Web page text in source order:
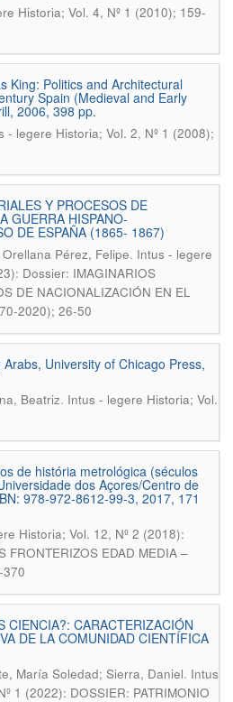
Historia; Vol. 4, Nº 1 (2010); 159-
King: Politics and Architectural
Spain (Medieval and Early
2006, 398 pp.
- legere Historia; Vol. 2, Nº 1 (2008);
Y PROCESOS DE
GUERRA HISPANO-
DE ESPAÑA (1865- 1867)
Pérez, Felipe. Intus - legere
Dossier: IMAGINARIOS
DE NACIONALIZACIÓN EN EL
2020); 26-50
University of Chicago Press,
Beatriz. Intus - legere Historia; Vol.
de história metrológica (séculos
dos Açores/Centro de
978-972-8612-99-3, 2017, 171
Historia; Vol. 12, Nº 2 (2018):
FRONTERIZOS EDAD MEDIA –
370
CIENCIA?: CARACTERIZACIÓN
DE LA COMUNIDAD CIENTÍFICA
María Soledad; Sierra, Daniel. Intus
1 (2022): DOSSIER: PATRIMONIO